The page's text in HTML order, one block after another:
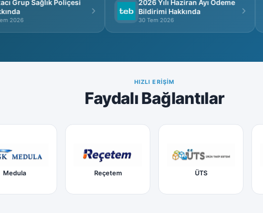
Grup Sağlık Poliçesi
2026
2026 Yılı Haziran Ayı Ödeme
Bildirimi Hakkında
30 Tem 2026
HIZLI ERIŞIM
Faydalı Bağlantılar
Medula Reçetem ÜTS